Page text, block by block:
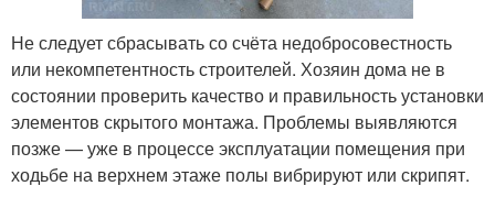
Не следует сбрасывать со счёта недобросовестность
или некомпетентность строителей. Хозяин дома не в
состоянии проверить качество и правильность установки
элементов скрытого монтажа. Проблемы выявляются
позже — уже в процессе эксплуатации помещения при
ходьбе на верхнем этаже полы вибрируют или скрипят.